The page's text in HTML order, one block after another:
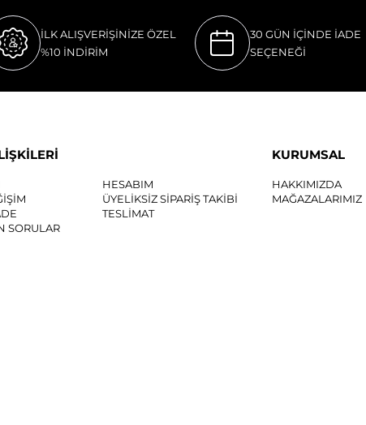
İLK ALIŞVERİŞİNİZE ÖZEL
%10 İNDİRİM
30 GÜN İÇİNDE İADE
SEÇENEĞİ
HESABIM
ÜYELİKSİZ SİPARİŞ TAKİBİ
TESLİMAT
SORULAR
KURUMSAL
HAKKIMIZDA
MAĞAZALARIMIZ